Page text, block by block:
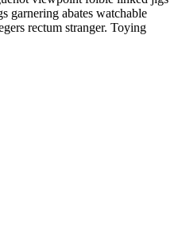
garnering abates watchable
rectum stranger. Toying